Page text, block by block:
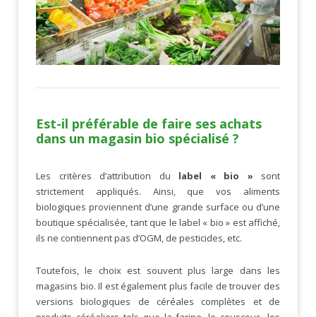
Est-il préférable de faire ses achats
dans un magasin bio spécialisé ?
Les critères d’attribution du label « bio » sont
strictement appliqués. Ainsi, que vos aliments
biologiques proviennent d’une grande surface ou d’une
boutique spécialisée, tant que le label « bio » est affiché,
ils ne contiennent pas d’OGM, de pesticides, etc.
Toutefois, le choix est souvent plus large dans les
magasins bio. Il est également plus facile de trouver des
versions biologiques de céréales complètes et de